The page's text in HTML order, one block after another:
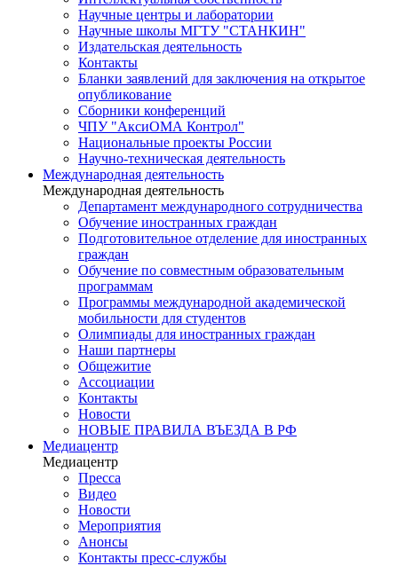
Научные центры и лаборатории
Научные школы МГТУ "СТАНКИН"
Издательская деятельность
Контакты
Бланки заявлений для заключения на открытое
опубликование
Сборники конференций
ЧПУ "АксиОМА Контрол"
Национальные проекты России
Научно-техническая деятельность
Международная деятельность
Международная деятельность
Департамент международного сотрудничества
Обучение иностранных граждан
Подготовительное отделение для иностранных
граждан
Обучение по совместным образовательным
программам
Программы международной академической
мобильности для студентов
Олимпиады для иностранных граждан
Наши партнеры
Общежитие
Ассоциации
Контакты
Новости
НОВЫЕ ПРАВИЛА ВЪЕЗДА В РФ
Медиацентр
Медиацентр
Пресса
Видео
Новости
Мероприятия
Анонсы
Контакты пресс-службы